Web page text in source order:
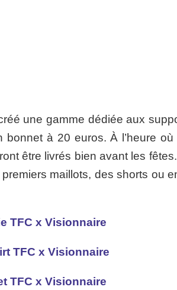
une gamme dédiée aux
à 20 euros. À l’heure où
être livrés bien avant les
maillots, des shorts ou
TFC x Visionnaire
TFC x Visionnaire
TFC x Visionnaire